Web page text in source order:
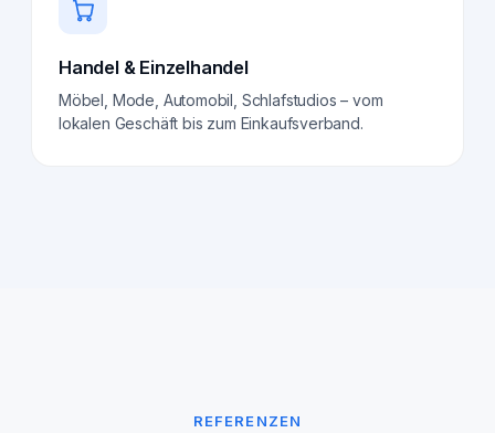
Handel & Einzelhandel
Möbel, Mode, Automobil, Schlafstudios – vom
lokalen Geschäft bis zum Einkaufsverband.
REFERENZEN